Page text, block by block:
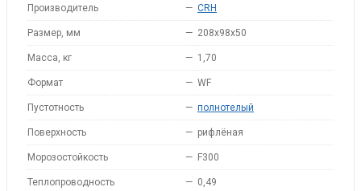
Производитель — CRH
Размер, мм — 208x98x50
Масса, кг — 1,70
Формат — WF
Пустотность — полнотелый
Поверхность — рифлёная
Морозостойкость — F300
Теплопроводность — 0,49